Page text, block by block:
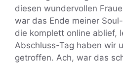
diesen wundervollen
war das Ende meiner
die komplett online ablief,
Abschluss-Tag haben wir
getroffen. Ach, war das